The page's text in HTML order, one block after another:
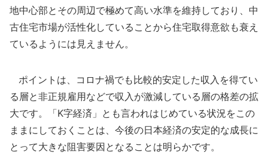
地中心部とその周辺で極めて高い水準を維持しており、中
古住宅市場が活性化していることから住宅取得意欲も衰え
ているようには見えません。
ポイントは、コロナ禍でも比較的安定した収入を得てい
る層と非正規雇用などで収入が激減している層の格差の拡
大です。「K字経済」とも言われはじめている状況をこの
ままにしておくことは、今後の日本経済の安定的な成長に
とって大きな阻害要因となることは明らかです。